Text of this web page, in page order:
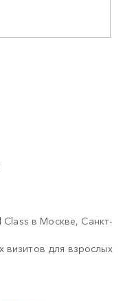
Class в Москве, Санкт-
визитов для взрослых